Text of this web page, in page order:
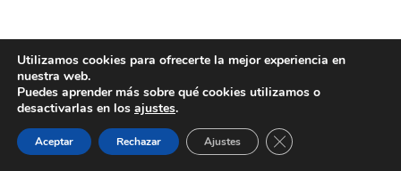
Utilizamos cookies para ofrecerte la mejor experiencia en
nuestra web.
Puedes aprender más sobre qué cookies utilizamos o
desactivarlas en los ajustes.
Aceptar Rechazar Ajustes Cerrar el banner de